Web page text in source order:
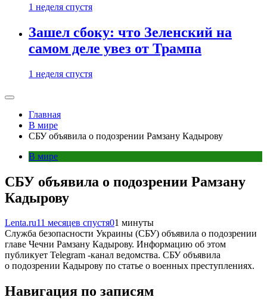
1 неделя спустя
Зашел сбоку: что Зеленский на
самом деле увез от Трампа
1 неделя спустя
Главная
В мире
СБУ объявила о подозрении Рамзану Кадырову
В мире
СБУ объявила о подозрении Рамзану
Кадырову
Lenta.ru11 месяцев спустя01 минуты
Служба безопасности Украины (СБУ) объявила о подозрении
главе Чечни Рамзану Кадырову. Информацию об этом
публикует Telegram -канал ведомства. СБУ объявила
о подозрении Кадырову по статье о военных преступлениях.
Навигация по записям